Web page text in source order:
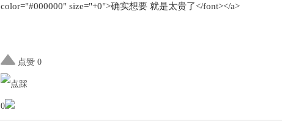
color="#000000" size="+0">确实想要 就是太贵了</font></a>
点赞 0
0